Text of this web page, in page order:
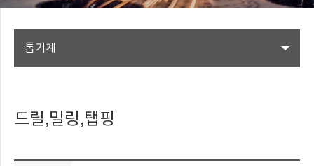
톱기계
드릴,밀링,탭핑